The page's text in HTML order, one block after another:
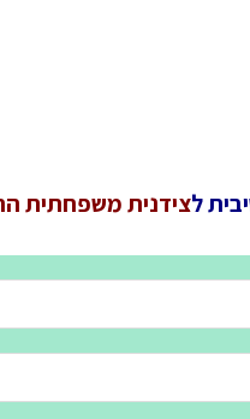
לצידנית משפחתית